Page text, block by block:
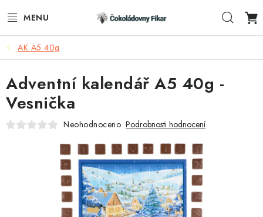
na
ESHOP
REKLAMNÍ VÝROBKY
O NÁS
AK A5 40g
Adventní kalendář A5 40g -
Vesnička
Neohodnoceno Podrobnosti hodnocení